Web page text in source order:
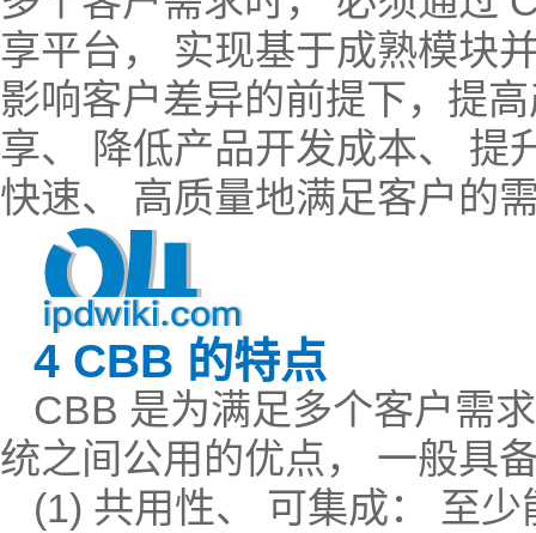
享平台， 实现基于成熟模块
影响客户差异的前提下，提
享、 降低产品开发成本、 提
快速、 高质量地满足客户的
4 CBB 的特点
CBB 是为满足多个客户需
统之间公用的优点， 一般具
(1) 共用性、 可集成： 至